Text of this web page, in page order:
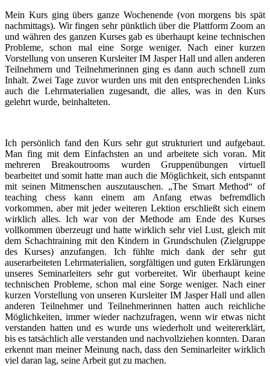
Mein Kurs ging übers ganze Wochenende (von morgens bis spät
nachmittags). Wir fingen sehr pünktlich über die Plattform Zoom an
und währen des ganzen Kurses gab es überhaupt keine technischen
Probleme, schon mal eine Sorge weniger. Nach einer kurzen
Vorstellung von unseren Kursleiter IM Jasper Hall und allen anderen
Teilnehmern und Teilnehmerinnen ging es dann auch schnell zum
Inhalt. Zwei Tage zuvor wurden uns mit den entsprechenden Links
auch die Lehrmaterialien zugesandt, die alles, was in den Kurs
gelehrt wurde, beinhalteten.
Ich persönlich fand den Kurs sehr gut strukturiert und aufgebaut.
Man fing mit dem Einfachsten an und arbeitete sich voran. Mit
mehreren Breakoutrooms wurden Gruppenübungen virtuell
bearbeitet und somit hatte man auch die Möglichkeit, sich entspannt
mit seinen Mitmenschen auszutauschen. „The Smart Method“ of
teaching chess kann einem am Anfang etwas befremdlich
vorkommen, aber mit jeder weiteren Lektion erschließt sich einem
wirklich alles. Ich war von der Methode am Ende des Kurses
vollkommen überzeugt und hatte wirklich sehr viel Lust, gleich mit
dem Schachtraining mit den Kindern in Grundschulen (Zielgruppe
des Kurses) anzufangen. Ich fühlte mich dank der sehr gut
auserarbeiteten Lehrmaterialien, sorgfältigen und guten Erklärungen
unseres Seminarleiters sehr gut vorbereitet. Wir überhaupt keine
technischen Probleme, schon mal eine Sorge weniger. Nach einer
kurzen Vorstellung von unseren Kursleiter IM Jasper Hall und allen
anderen Teilnehmer und Teilnehmerinnen hatten auch reichliche
Möglichkeiten, immer wieder nachzufragen, wenn wir etwas nicht
verstanden hatten und es wurde uns wiederholt und weitererklärt,
bis es tatsächlich alle verstanden und nachvollziehen konnten. Daran
erkennt man meiner Meinung nach, dass den Seminarleiter wirklich
viel daran lag, seine Arbeit gut zu machen.